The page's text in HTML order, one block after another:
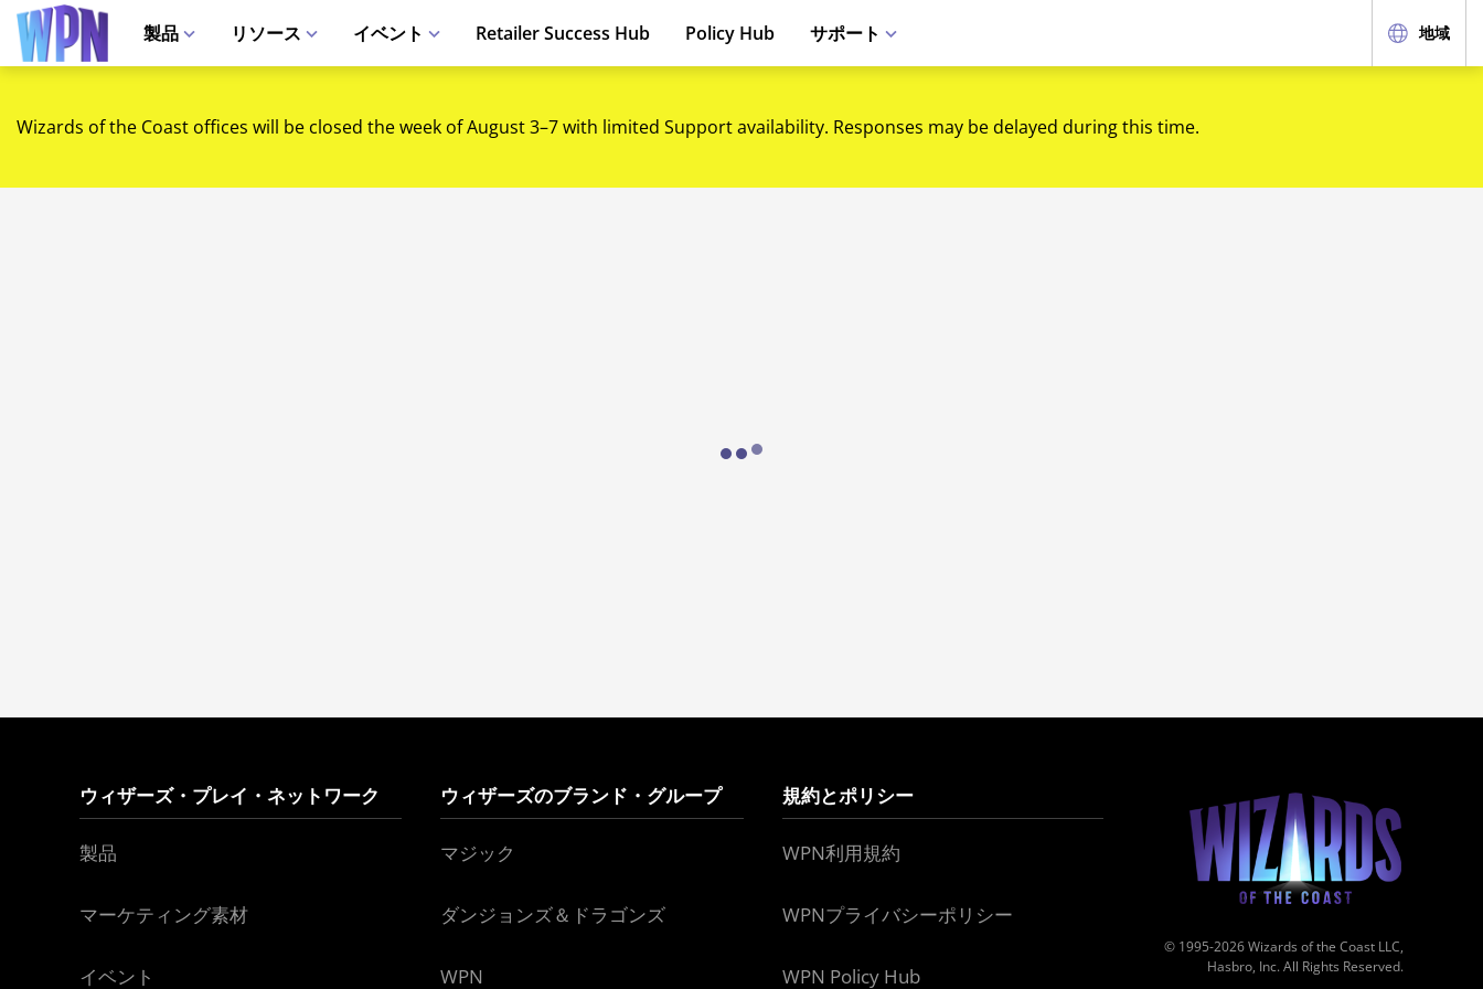
製品 リソース イベント Retailer Success Hub Policy Hub サポート 地域
Wizards of the Coast offices will be closed the week of August 3–7 with limited Support availability. Responses may be delayed during this time.
Loading...
ウィザーズ・プレイ・ネットワーク
製品
マーケティング素材
イベント
ウィザーズのブランド・グループ
マジック
ダンジョンズ＆ドラゴンズ
WPN
規約とポリシー
WPN利用規約
WPNプライバシーポリシー
WPN Policy Hub
© 1995-2026 Wizards of the Coast LLC,
Hasbro, Inc. All Rights Reserved.